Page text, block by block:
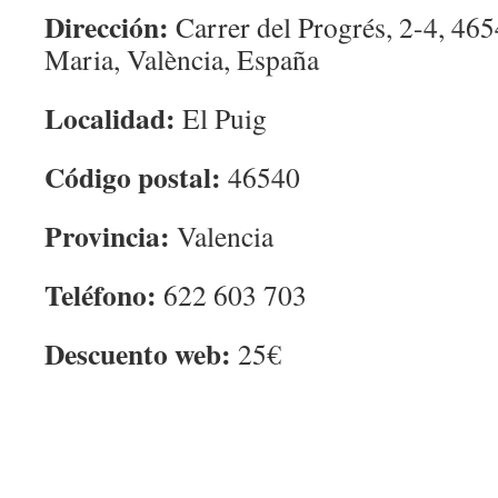
Dirección: Carrer del Progrés, 2-4,
Maria, València, España
Localidad: El Puig
Código postal: 46540
Provincia: Valencia
Teléfono: 622 603 703
Descuento web: 25€